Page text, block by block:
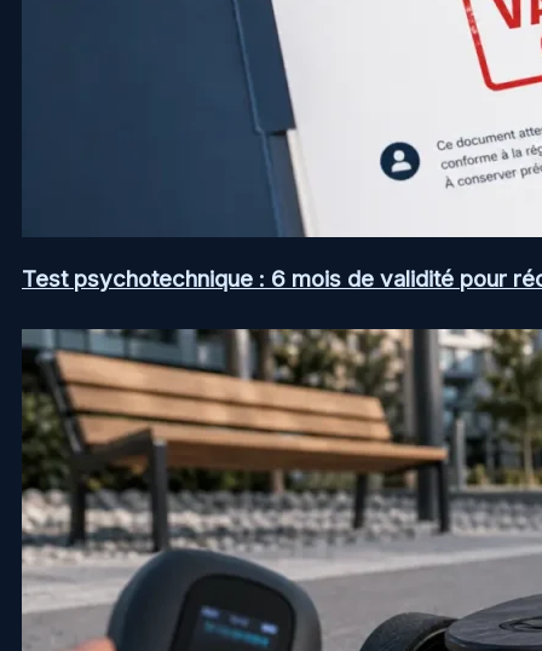
Test psychotechnique : 6 mois de validité pour